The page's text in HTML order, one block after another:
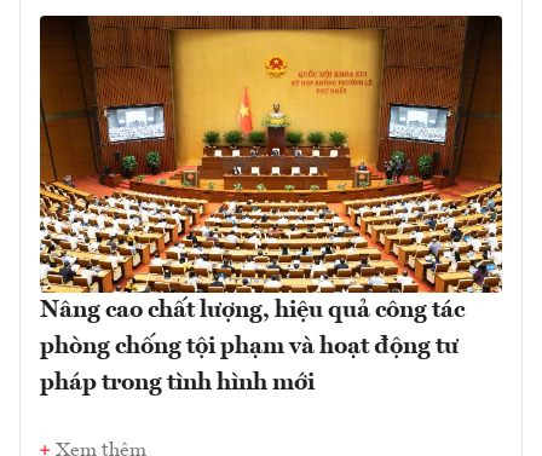
Nâng cao chất lượng, hiệu quả công tác
phòng chống tội phạm và hoạt động tư
pháp trong tình hình mới
Xem thêm